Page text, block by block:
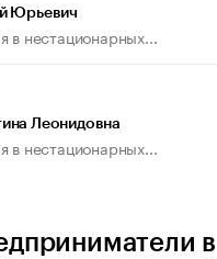
Юрьевич
в нестационарных...
Леонидовна
в нестационарных...
в